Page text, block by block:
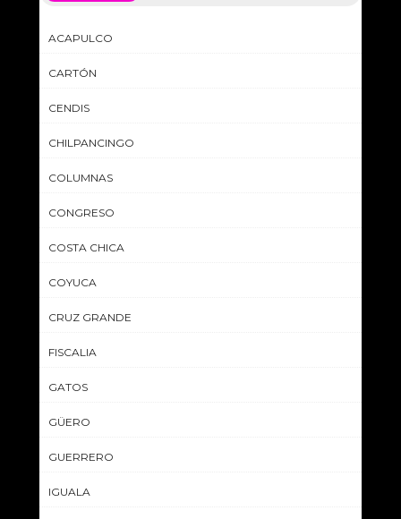
ACAPULCO
CARTÓN
CENDIS
CHILPANCINGO
COLUMNAS
CONGRESO
COSTA CHICA
COYUCA
CRUZ GRANDE
FISCALIA
GATOS
GÜERO
GUERRERO
IGUALA